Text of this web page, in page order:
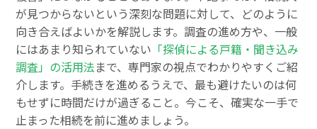
が見つからないという深刻な問題に対して、どのように
向き合えばよいかを解説します。調査の進め方や、一般
にはあまり知られていない 「探偵による戸籍・聞き込み
調査」の活用法まで、専門家の視点でわかりやすくご紹
介します。手続きを進めるうえで、最も避けたいのは何
もせずに時間だけが過ぎること。今こそ、確実な一手で
止まった相続を前に進めましょう。